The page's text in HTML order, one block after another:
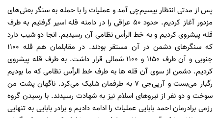
پس از مدتی انتظار بیسیم‌چی آمد و عملیات را با حمله به سنگر بعثی‌های
مزدور آغاز کردیم. حدود 50 عراقی را در دامنه قله اسیر گرفتیم به طرف
قله پیشروی کردیم و به خط الرأس نظامی آن رسیدیم. انجا دو شیب دارد
که سنگرهای دشمن در آن مستقر بودند. در مقابلمان هم قله 1100
جنوبی و آن طرف 1150 و 1100 شمالی قرار داشت. به طرف قله پیشروی
کردیم. دشمن از سوی آن قله ها به طرف خط الرأس نظامی که ما بودیم
رگبار می‌بست و آرپی‌جی 7 به طرفمان شلیک می‌کرد. ناگهان پشت من
سوخت و دو نفر از نیروهای اسلام نیز به شهادت رسیدند. با رسیدن گروه
رزمی برادرمان احمد بابایی عملیات را ادامه دادیم و برادر بابایی به تنهایی